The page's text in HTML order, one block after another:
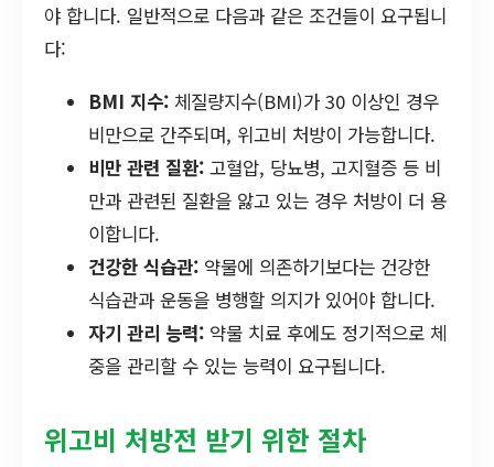
야 합니다. 일반적으로 다음과 같은 조건들이 요구됩니
다:
BMI 지수: 체질량지수(BMI)가 30 이상인 경우
비만으로 간주되며, 위고비 처방이 가능합니다.
비만 관련 질환: 고혈압, 당뇨병, 고지혈증 등 비
만과 관련된 질환을 앓고 있는 경우 처방이 더 용
이합니다.
건강한 식습관: 약물에 의존하기보다는 건강한
식습관과 운동을 병행할 의지가 있어야 합니다.
자기 관리 능력: 약물 치료 후에도 정기적으로 체
중을 관리할 수 있는 능력이 요구됩니다.
위고비 처방전 받기 위한 절차